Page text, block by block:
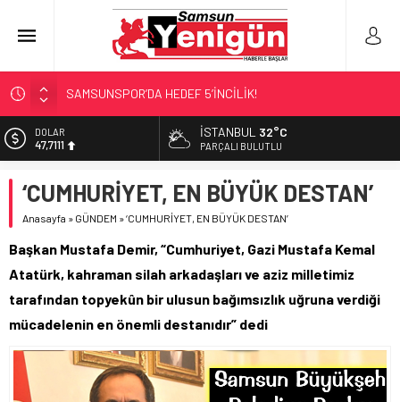
SAMSUNSPOR’DA HEDEF 5’İNCİLİK!
‘BAFRA’YA YATIRIM YAPIN!’
İŞTE FINDIK FİYATI!
GERİ SAYIM BAŞLADI
DOLAR
47,7111
55,1881
ALTIN
13.779,39
İSTANBUL 32°C
PARÇALI BULUTLU
‘CUMHURİYET, EN BÜYÜK DESTAN’
Anasayfa » GÜNDEM »‘CUMHURİYET, EN BÜYÜK DESTAN’
Başkan Mustafa Demir, “Cumhuriyet, Gazi Mustafa Kemal
Atatürk, kahraman silah arkadaşları ve aziz milletimiz
tarafından topyekûn bir ulusun bağımsızlık uğruna verdiği
mücadelenin en önemli destanıdır” dedi